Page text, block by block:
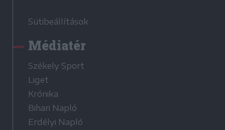
Sütibeállítások
Médiatér
Székely Sport
Liget
Krónika
Bihari Napló
Erdélyi Napló